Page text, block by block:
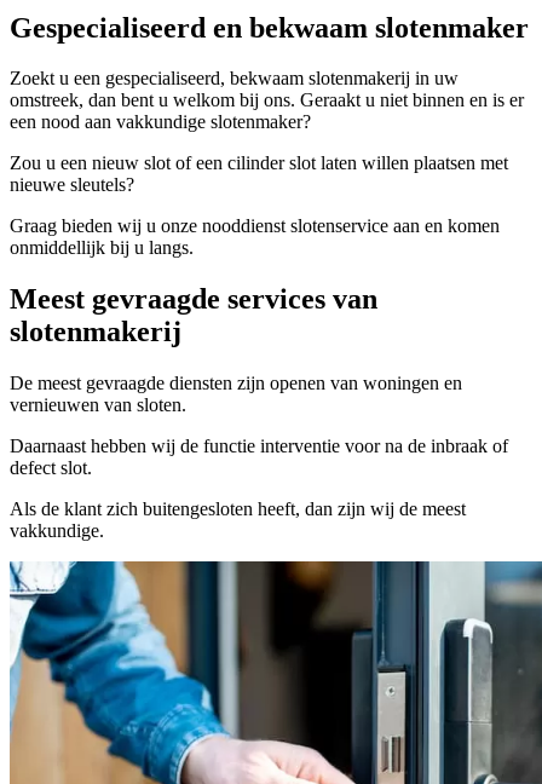
Gespecialiseerd en bekwaam slotenmaker
Zoekt u een gespecialiseerd, bekwaam slotenmakerij in uw
omstreek, dan bent u welkom bij ons. Geraakt u niet binnen en is er
een nood aan vakkundige slotenmaker?
Zou u een nieuw slot of een cilinder slot laten willen plaatsen met
nieuwe sleutels?
Graag bieden wij u onze nooddienst slotenservice aan en komen
onmiddellijk bij u langs.
Meest gevraagde services van
slotenmakerij
De meest gevraagde diensten zijn openen van woningen en
vernieuwen van sloten.
Daarnaast hebben wij de functie interventie voor na de inbraak of
defect slot.
Als de klant zich buitengesloten heeft, dan zijn wij de meest
vakkundige.